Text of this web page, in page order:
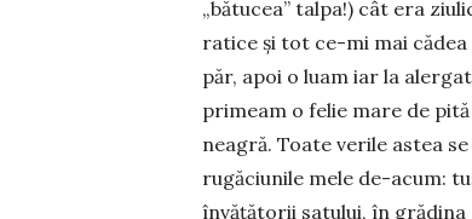
„bătucea” talpa!) cât era
ratice și tot ce-mi mai cădea
păr, apoi o luam iar la
primeam o felie mare de
neagră. Toate verile astea
rugăciunile mele de-acum:
învățătorii satului, în